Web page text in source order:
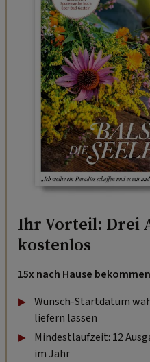
Ihr Vorteil: Drei
kostenlos
15x nach Hause
Wunsch-Startdatum
liefern lassen
Mindestlaufzeit: 12
im Jahr